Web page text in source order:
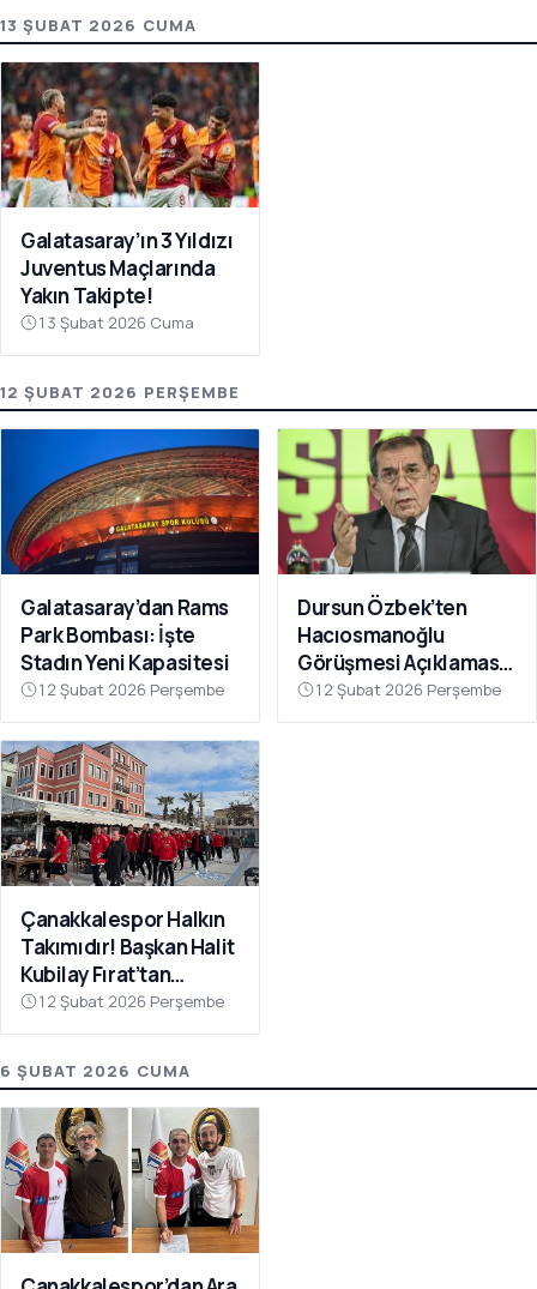
13 ŞUBAT 2026 CUMA
Galatasaray’ın 3 Yıldızı
Juventus Maçlarında
Yakın Takipte!
13 Şubat 2026 Cuma
12 ŞUBAT 2026 PERŞEMBE
Galatasaray’dan Rams
Park Bombası: İşte
Stadın Yeni Kapasitesi
12 Şubat 2026 Perşembe
Dursun Özbek’ten
Hacıosmanoğlu
Görüşmesi Açıklaması:
“Galatasaray’ı Bu Tür
İddialarla
12 Şubat 2026 Perşembe
Çanakkalespor Halkın
Takımıdır! Başkan Halit
Kubilay Fırat’tan
Anlamlı Buluşma
12 Şubat 2026 Perşembe
6 ŞUBAT 2026 CUMA